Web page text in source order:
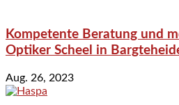
Kompetente Beratung und
Optiker Scheel in
Aug. 26, 2023